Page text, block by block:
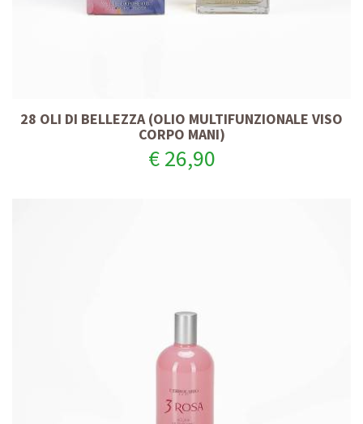
28 OLI DI BELLEZZA (OLIO MULTIFUNZIONALE VISO
CORPO MANI)
€ 26,90